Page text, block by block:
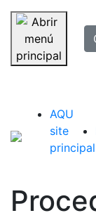
Saltar
AQU
site
principal